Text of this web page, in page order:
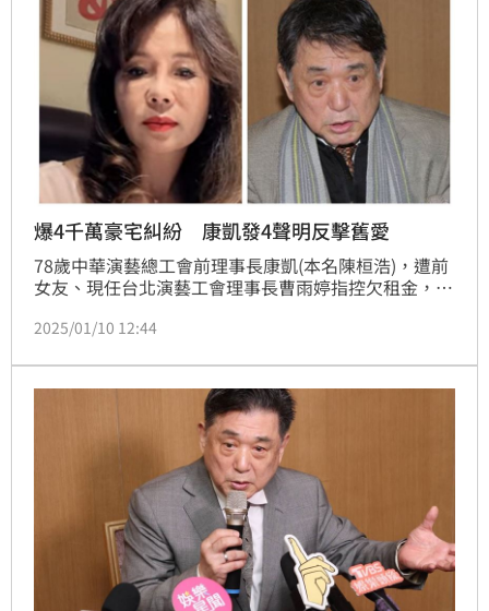
爆4千萬豪宅糾紛 康凱發4聲明反擊舊愛
78歲中華演藝總工會前理事長康凱(本名陳桓浩)，遭前
女友、現任台北演藝工會理事長曹雨婷指控欠租金，曹
欠55萬房租，為此曹雨婷事後告上法院，結果判決勝
謗。蔡維歆
2025/01/10 12:44